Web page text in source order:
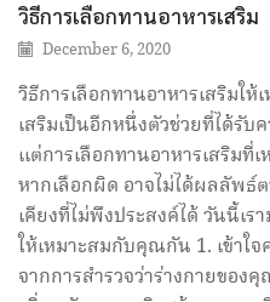
วิธีการเลือกทานอาหารเสริม
December 6, 2020
วิธีการเลือกทานอาหารเสริมให้
เสริมเป็นอีกหนึ่งตัวช่วยที่ได้รั
แต่การเลือกทานอาหารเสริม
หากเลือกผิด อาจไม่ได้ผลลัพธ์
เคียงที่ไม่พึงประสงค์ได้ วันนี้เร
ให้เหมาะสมกับคุณกัน 1. เข้าใจ
จากการสำรวจว่าร่างกายของ